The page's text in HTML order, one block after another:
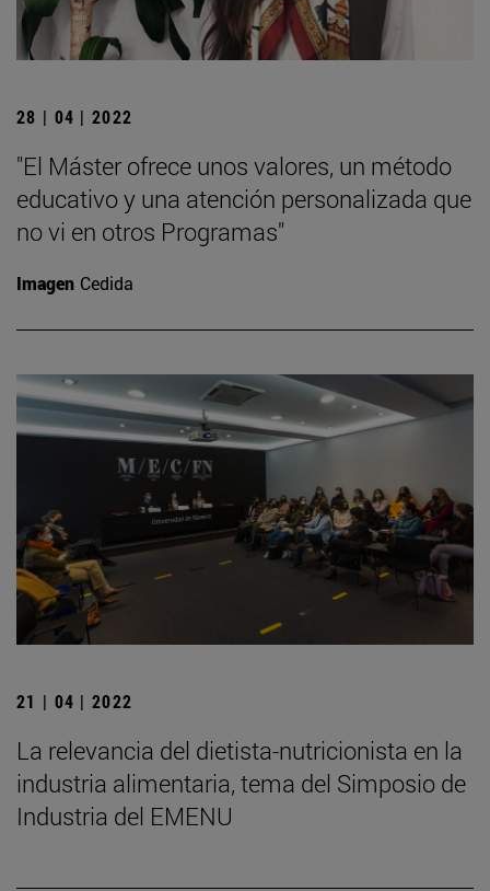
28 | 04 | 2022
"El Máster ofrece unos valores, un método
educativo y una atención personalizada que
no vi en otros Programas"
Imagen Cedida
21 | 04 | 2022
La relevancia del dietista-nutricionista en la
industria alimentaria, tema del Simposio de
Industria del EMENU